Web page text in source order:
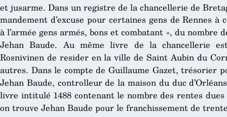
et jusarme. Dans un registre de la chancellerie de
mandement d’excuse pour certaines gens de Rennes à
à l’armée gens armés, bons et combatant », du nombre
Jehan Baude. Au même livre de la chancellerie
Rosnivinen de resider en la ville de Saint Aubin du
autres. Dans le compte de Guillaume Gazet, trésorier
Jehan Baude, controlleur de la maison du duc
livre intitulé 1488 contenant le nombre des rentes
on trouve Jehan Baude pour le franchissement de